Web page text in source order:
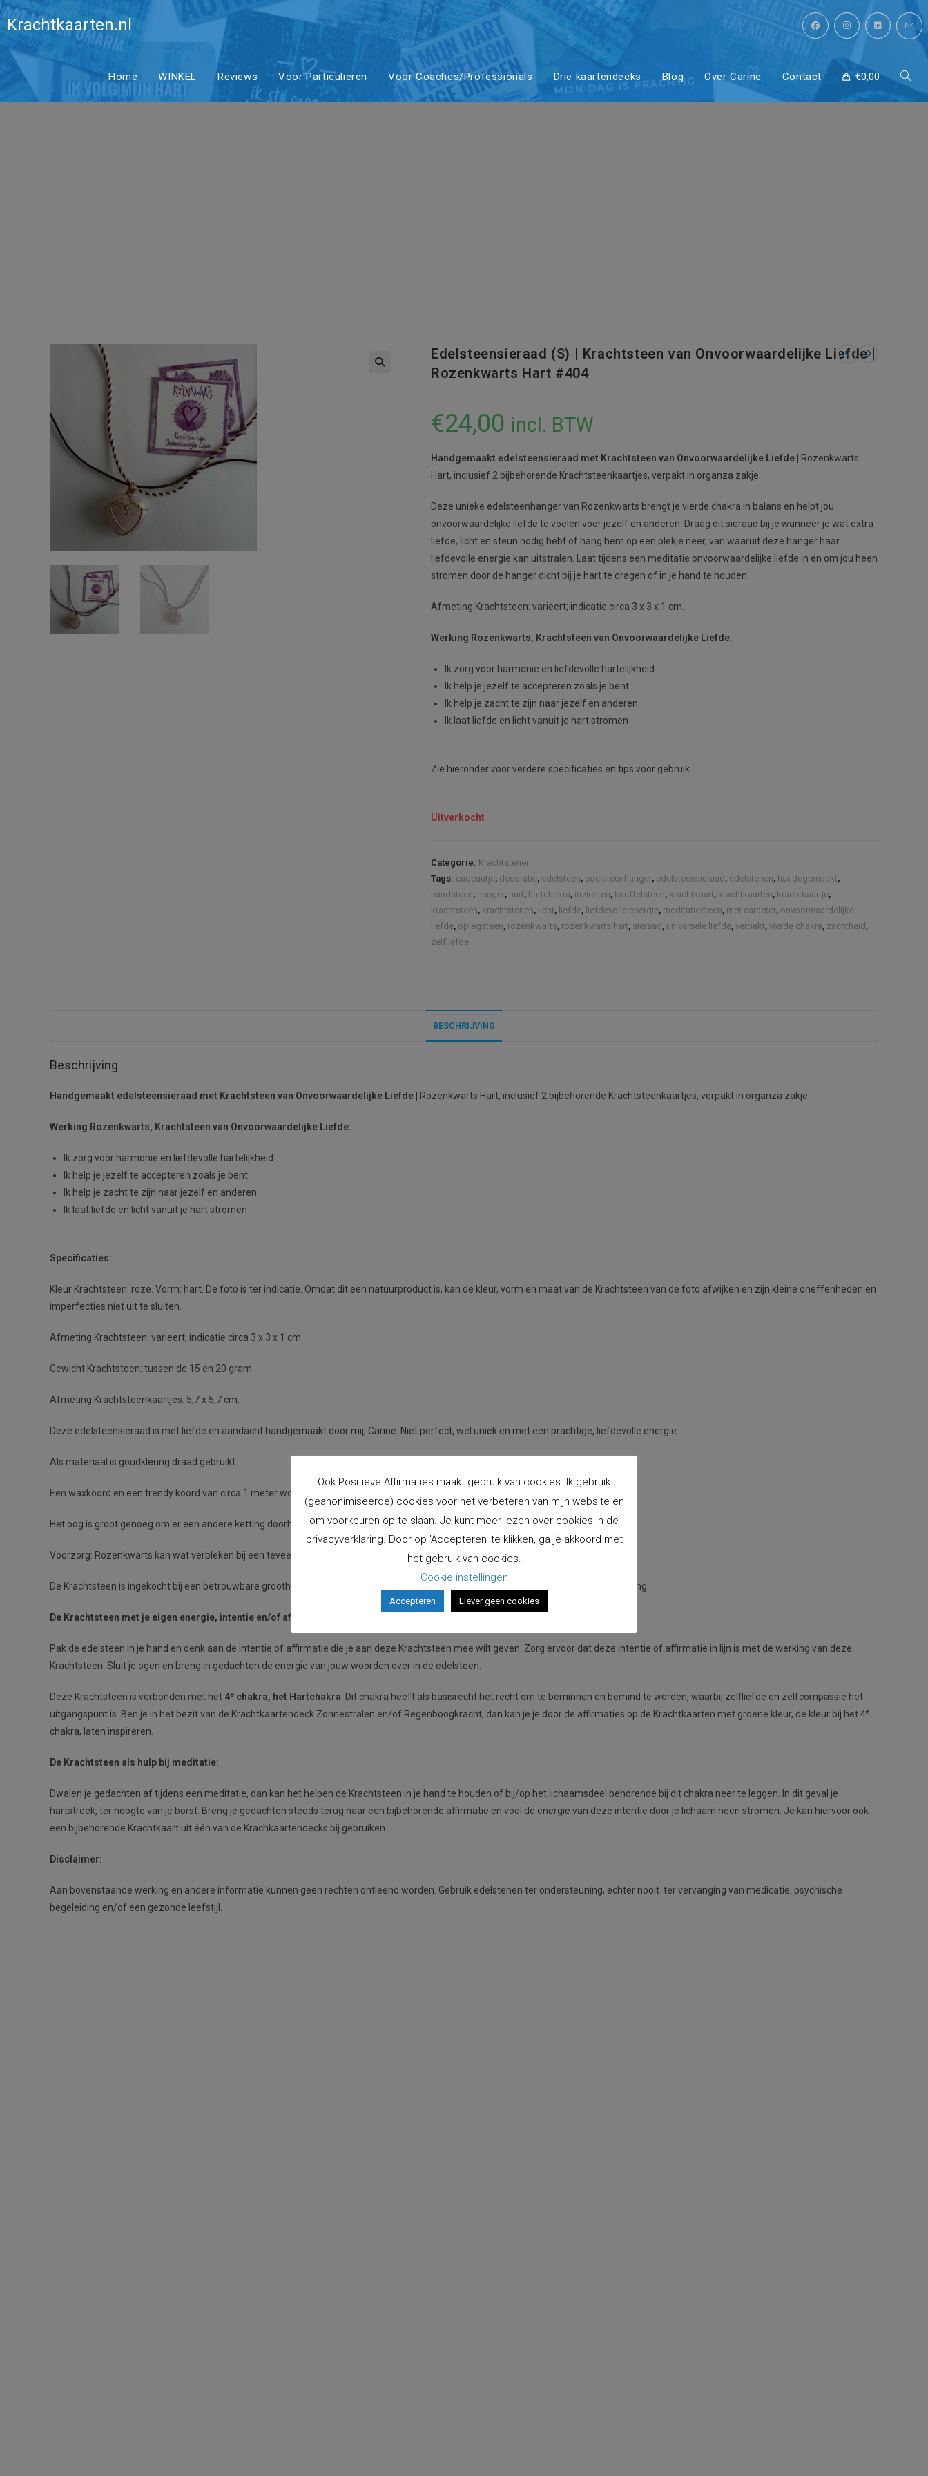
Ga
naar
Krachtkaarten.nl
Home WINKEL Reviews Voor Particulieren Voor Coaches/Professionals Drie kaartendecks Blog Over Carine Contact €0,00
Edelsteensieraad (S) |
Krachtsteen van
Edelsteensieraad (S) | Krachtsteen van Onvoorwaardelijke Liefde |
Rozenkwarts Hart #404
€24,00 incl. BTW
Handgemaakt edelsteensieraad met Krachtsteen van Onvoorwaardelijke Liefde
Rozenkwarts
Hart, inclusief 2 bijbehorende Krachtsteenkaartjes, verpakt in organza zakje.
Deze unieke edelsteenhanger van Rozenkwarts brengt je vierde chakra in balans en helpt jou
onvoorwaardelijke liefde te voelen voor jezelf en anderen. Draag dit sieraad bij je wanneer je wat extra
liefde, licht en steun nodig hebt of hang hem op een plekje neer, van waaruit deze hanger haar
liefdevolle energie kan uitstralen. Laat tijdens een meditatie onvoorwaardelijke liefde in en om jou heen
stromen door de hanger dicht bij je hart te dragen of in je hand te houden.
Afmeting Krachtsteen: varieert; indicatie circa 3 x 3 x 1 cm.
Werking Rozenkwarts, Krachtsteen van Onvoorwaardelijke Liefde:
Ik zorg voor harmonie en liefdevolle hartelijkheid
Ik help je jezelf te accepteren zoals je bent
Ik help je zacht te zijn naar jezelf en anderen
Ik laat liefde en licht vanuit je hart stromen
Zie hieronder voor verdere specificaties en tips voor gebruik.
Uitverkocht
Categorie: Krachtstenen
Tags: cadeautje, decoratie, edelsteen, edelsteenhanger, edelsteensieraad , edelstenen, handegemaakt,
handsteen, hanger, hart, hartchakra, inzichten, knuffelsteen, krachtkaart, krachtkaarten, krachtkaartje,
krachtsteen, krachtstenen, licht, liefde, liefdevolle energie, meditatiesteen, met caracter, onvoorwaardelijke
liefde, oplegsteen, rozenkwarts, rozenkwarts hart, sieraad , universele liefde, verpakt, vierde chakra, zachtheid ,
zelfliefde
BESCHRIJVING
Beschrijving
Handgemaakt edelsteensieraad met Krachtsteen van Onvoorwaardelijke Liefde Rozenkwarts Hart, inclusief 2 bijbehorende Krachtsteenkaartjes, verpakt in organza zakje.
Werking Rozenkwarts, Krachtsteen van Onvoorwaardelijke Liefde:
Ik zorg voor harmonie en liefdevolle hartelijkheid
Ik help je jezelf te accepteren zoals je bent
Ik help je zacht te zijn naar jezelf en anderen
Ik laat liefde en licht vanuit je hart stromen
Specificaties:
Kleur Krachtsteen: roze. Vorm: hart. De foto is ter indicatie. Omdat dit een natuurproduct is, kan de kleur, vorm en maat van de Krachtsteen van de foto afwijken en zijn kleine oneffenheden en
imperfecties niet uit te sluiten.
Afmeting Krachtsteen: varieert; indicatie circa 3 x 3 x 1 cm.
Gewicht Krachtsteen: tussen de 15 en 20 gram.
Afmeting Krachtsteenkaartjes: 5,7 x 5,7 cm.
Deze edelsteensieraad is met liefde en aandacht handgemaakt door mij, Carine. Niet perfect, wel uniek en met een prachtige, liefdevolle energie.
Als materiaal is goudkleurig draad gebruikt.
Een waxkoord en een trendy koord van circa 1 meter worden erbij geleverd.
Het oog is groot genoeg om er een andere ketting doorheen te halen.
Voorzorg: Rozenkwarts kan wat verbleken bij een teveel aan fel zonlicht.
De Krachtsteen is ingekocht bij een betrouwbare groothandel in edelstenen en mineralen in Nederland met ruim 40 jaar kennis en ervaring.
De Krachtsteen met je eigen energie, intentie en/of affirmatie laden:
Pak de edelsteen in je hand en denk aan de intentie of affirmatie die je aan deze Krachtsteen mee wilt geven. Zorg ervoor dat deze intentie of affirmatie in lijn is met de werking van deze
Krachtsteen. Sluit je ogen en breng in gedachten de energie van jouw woorden over in de edelsteen.
Deze Krachtsteen is verbonden met het 4e chakra, het Hartchakra . Dit chakra heeft als basisrecht het recht om te beminnen en bemind te worden, waarbij zelfliefde en zelfcompassie het
uitgangspunt is. Ben je in het bezit van de Krachtkaartendeck Zonnestralen en/of Regenboogkracht, dan kan je je door de affirmaties op de Krachtkaarten met groene kleur, de kleur bij het 4e
chakra, laten inspireren.
De Krachtsteen als hulp bij meditatie:
Dwalen je gedachten af tijdens een meditatie, dan kan het helpen de Krachtsteen in je hand te houden of bij/op het lichaamsdeel behorende bij dit chakra neer te leggen. In dit geval je
hartstreek, ter hoogte van je borst. Breng je gedachten steeds terug naar een bijbehorende affirmatie en voel de energie van deze intentie door je lichaam heen stromen. Je kan hiervoor ook
een bijbehorende Krachtkaart uit één van de Krachkaartendecks bij gebruiken.
Disclaimer:
Aan bovenstaande werking en andere informatie kunnen geen rechten ontleend worden. Gebruik edelstenen ter ondersteuning, echter nooit ter vervanging van medicatie, psychische
begeleiding en/of een gezonde leefstijl.
Ook Positieve Affirmaties maakt gebruik van cookies. Ik gebruik
(geanonimiseerde) cookies voor het verbeteren van mijn website en
om voorkeuren op te slaan. Je kunt meer lezen over cookies in de
privacyverklaring. Door op 'Accepteren' te klikken, ga je akkoord met
het gebruik van cookies.
Cookie instellingen
Accepteren Liever geen cookies